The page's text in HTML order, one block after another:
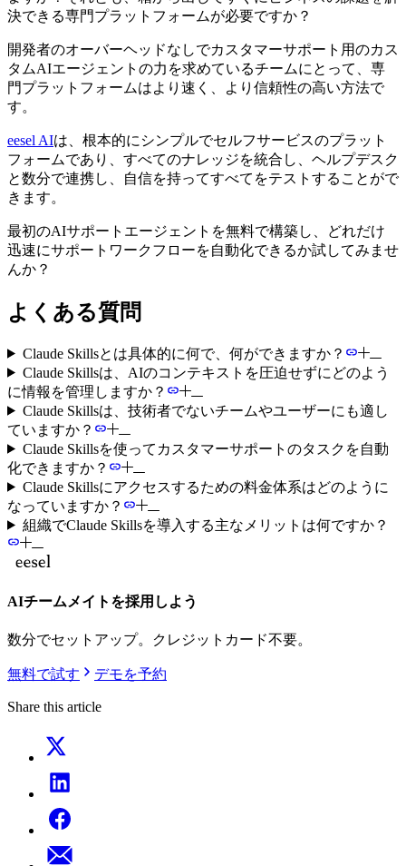
決できる専門プラットフォームが必要ですか？
開発者のオーバーヘッドなしでカスタマーサポート用のカス
タムAIエージェントの力を求めているチームにとって、専
門プラットフォームはより速く、より信頼性の高い方法で
す。
eesel AIは、根本的にシンプルでセルフサービスのプラット
フォームであり、すべてのナレッジを統合し、ヘルプデスク
と数分で連携し、自信を持ってすべてをテストすることがで
きます。
最初のAIサポートエージェントを無料で構築し、どれだけ
迅速にサポートワークフローを自動化できるか試してみませ
んか？
よくある質問
Claude Skillsとは具体的に何で、何ができますか？
Claude Skillsは、AIのコンテキストを圧迫せずにどのよう
に情報を管理しますか？
Claude Skillsは、技術者でないチームやユーザーにも適し
ていますか？
Claude Skillsを使ってカスタマーサポートのタスクを自動
化できますか？
Claude Skillsにアクセスするための料金体系はどのように
なっていますか？
組織でClaude Skillsを導入する主なメリットは何ですか？
AIチームメイトを採用しよう
数分でセットアップ。クレジットカード不要。
無料で試す デモを予約
Share this article